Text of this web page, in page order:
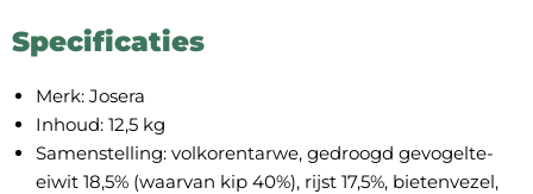
Specificaties
Merk: Josera
Inhoud: 12,5 kg
Samenstelling: volkorentarwe, gedroogd gevogelte-
eiwit 18,5% (waarvan kip 40%), rijst 17,5%, bietenvezel,